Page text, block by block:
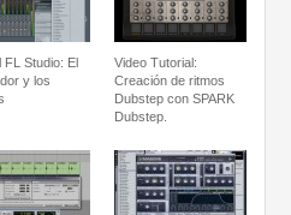
FL Studio: El
y los
Video Tutorial:
Creación de ritmos
Dubstep con SPARK
Dubstep.